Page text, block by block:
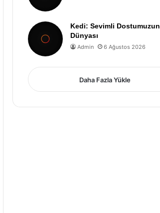
Kedi: Sevimli Dostumuzun
Dünyası
Admin 6 Ağustos 2026
Daha Fazla Yükle